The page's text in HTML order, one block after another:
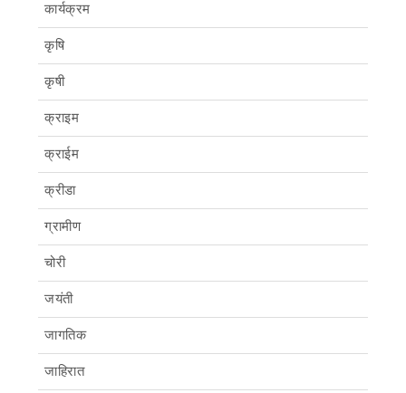
कार्यक्रम
कृषि
कृषी
क्राइम
क्राईम
क्रीडा
ग्रामीण
चोरी
जयंती
जागतिक
जाहिरात